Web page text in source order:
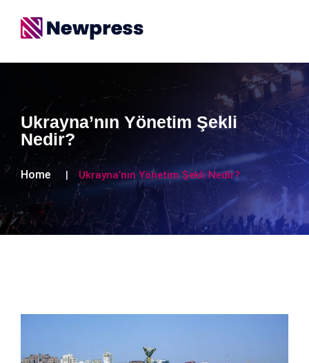
Ukrayna’nın Yönetim Şekli
Nedir?
Home Ukrayna’nın Yönetim Şekli Nedir?